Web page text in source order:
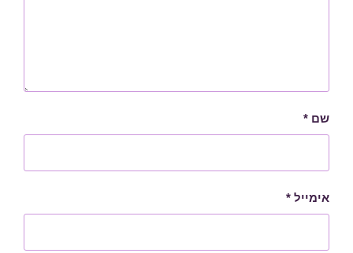
שם *
אימייל *